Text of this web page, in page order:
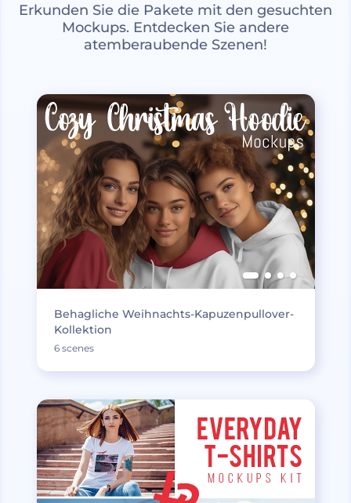
Erkunden Sie die Pakete mit den gesuchten
Mockups. Entdecken Sie andere
atemberaubende Szenen!
Behagliche Weihnachts-Kapuzenpullover-
Kollektion
6 scenes